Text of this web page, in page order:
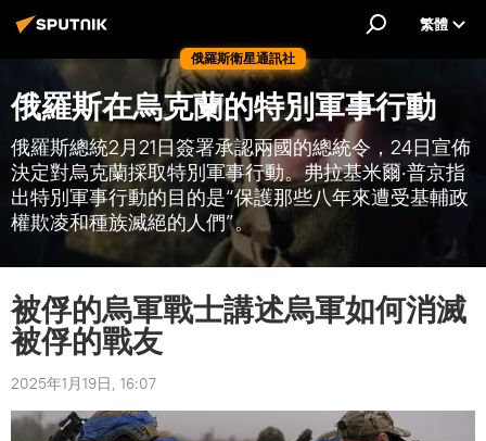
俄羅斯衛星通訊社
繁體
俄羅斯在烏克蘭的特別軍事行動
俄羅斯總統2月21日簽署承認兩國的總統令，24日宣佈
決定對烏克蘭採取特別軍事行動。弗拉基米爾·普京指
出特別軍事行動的目的是“保護那些八年來遭受基輔政
權欺凌和種族滅絕的人們”。
被俘的烏軍戰士講述烏軍如何消滅
被俘的戰友
2025年1月19日, 16:07